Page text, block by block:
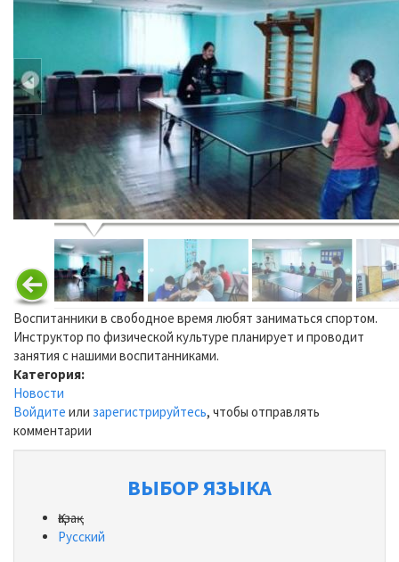
Воспитанники в свободное время любят заниматься спортом.
Инструктор по физической культуре планирует и проводит
занятия с нашими воспитанниками.
Категория:
Новости
Войдите или зарегистрируйтесь, чтобы отправлять
комментарии
ВЫБОР ЯЗЫКА
Қазақ
Русский